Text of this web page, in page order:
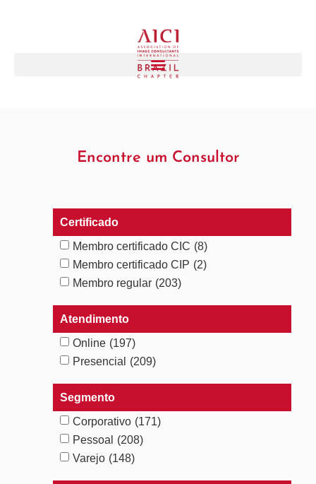
Encontre um Consultor
Certificado
Membro certificado CIC (8)
Membro certificado CIP (2)
Membro regular (203)
Atendimento
Online (197)
Presencial
(209)
Segmento
Corporativo (171)
Pessoal
(208)
Varejo (148)